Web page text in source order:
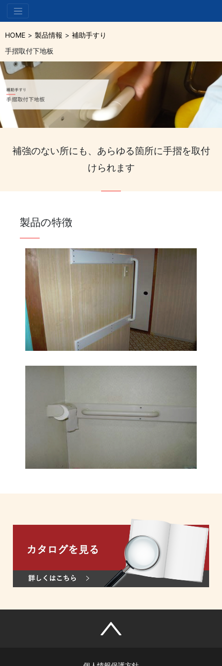
HOME 製品情報
補助手すり
手摺取付下地板
補強のない所にも、あらゆる箇所に手摺を取付
けられます
製品の特徴